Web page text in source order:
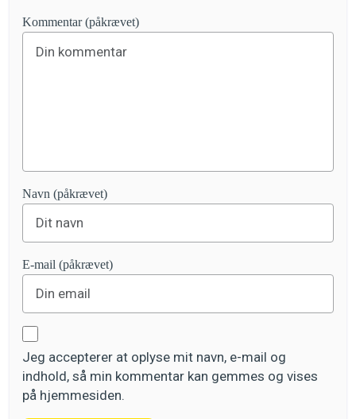
Kommentar (påkrævet)
Navn (påkrævet)
E-mail (påkrævet)
Jeg accepterer at oplyse mit navn, e-mail og
indhold, så min kommentar kan gemmes og vises
på hjemmesiden.